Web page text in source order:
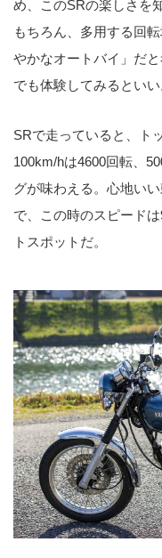
め、このSRの楽しさを
もちろん、多用する回
やかなオートバイ」だ
でも体験してみるといい
SRで走っていると、ト
100km/hは4600回転、
グが味わえる。心地い
で、この時のスピード
トスポットだ。